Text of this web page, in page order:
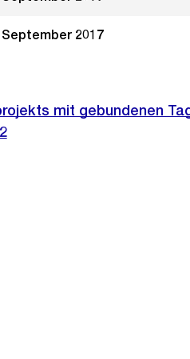
September 2017
mit gebundenen